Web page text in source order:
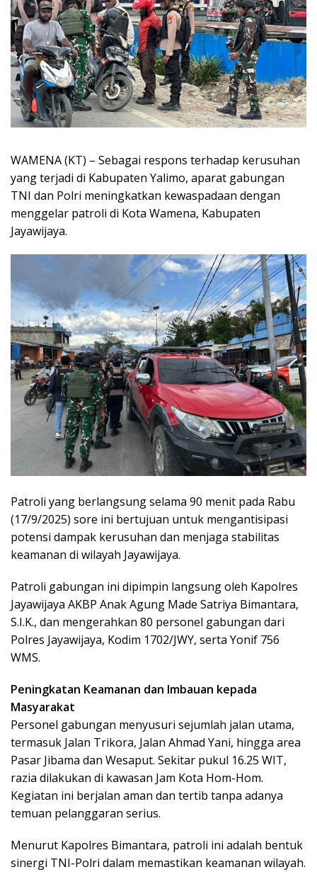
WAMENA (KT) – Sebagai respons terhadap kerusuhan
yang terjadi di Kabupaten Yalimo, aparat gabungan
TNI dan Polri meningkatkan kewaspadaan dengan
menggelar patroli di Kota Wamena, Kabupaten
Jayawijaya.
Patroli yang berlangsung selama 90 menit pada Rabu
(17/9/2025) sore ini bertujuan untuk mengantisipasi
potensi dampak kerusuhan dan menjaga stabilitas
keamanan di wilayah Jayawijaya.
Patroli gabungan ini dipimpin langsung oleh Kapolres
Jayawijaya AKBP Anak Agung Made Satriya Bimantara,
S.I.K., dan mengerahkan 80 personel gabungan dari
Polres Jayawijaya, Kodim 1702/JWY, serta Yonif 756
WMS.
Peningkatan Keamanan dan Imbauan kepada
Masyarakat
Personel gabungan menyusuri sejumlah jalan utama,
termasuk Jalan Trikora, Jalan Ahmad Yani, hingga area
Pasar Jibama dan Wesaput. Sekitar pukul 16.25 WIT,
razia dilakukan di kawasan Jam Kota Hom-Hom.
Kegiatan ini berjalan aman dan tertib tanpa adanya
temuan pelanggaran serius.
Menurut Kapolres Bimantara, patroli ini adalah bentuk
sinergi TNI-Polri dalam memastikan keamanan wilayah.